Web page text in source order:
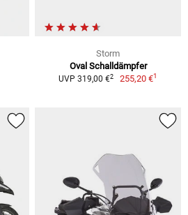
Storm
Oval Schalldämpfer
UVP 319,00 €2 255,20 €1